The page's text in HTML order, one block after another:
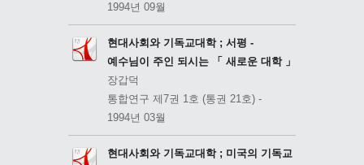
1994년 09월
현대사회와 기독교대학 ; 서평 -
예수님이 주인 되시는 「 새로운 대학 」
장갑덕
통합연구 제7권 1호 (통권 21호) -
1994년 03월
현대사회와 기독교대학 ; 미국의 기독교